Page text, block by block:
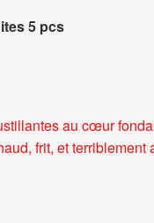
5 pcs
au cœur
frit, et terriblement